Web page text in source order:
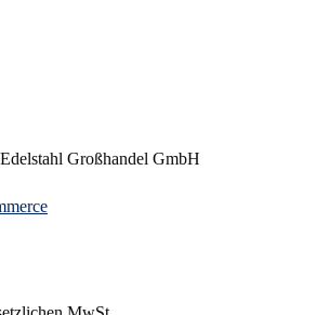
Großhandel GmbH